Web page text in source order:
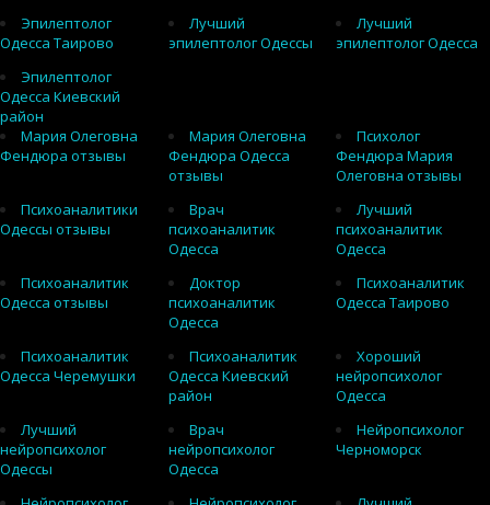
Эпилептолог
Одесса Таирово
Лучший
эпилептолог Одессы
Лучший
эпилептолог Одесса
Эпилептолог
Одесса Киевский
район
Мария Олеговна
Фендюра отзывы
Мария Олеговна
Фендюра Одесса
отзывы
Психолог
Фендюра Мария
Олеговна отзывы
Психоаналитики
Одессы отзывы
Врач
психоаналитик
Одесса
Лучший
психоаналитик
Одесса
Психоаналитик
Одесса отзывы
Доктор
психоаналитик
Одесса
Психоаналитик
Одесса Таирово
Психоаналитик
Одесса Черемушки
Психоаналитик
Одесса Киевский
район
Хороший
нейропсихолог
Одесса
Лучший
нейропсихолог
Одессы
Врач
нейропсихолог
Одесса
Нейропсихолог
Черноморск